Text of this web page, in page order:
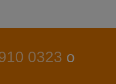
0323 o